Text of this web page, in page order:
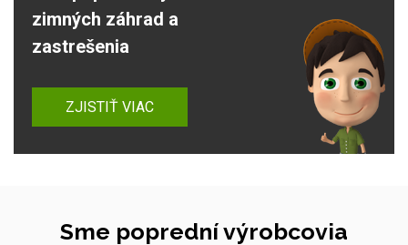
zimných záhrad a
zastrešenia
ZJISTIŤ VIAC
Sme poprední výrobcovia